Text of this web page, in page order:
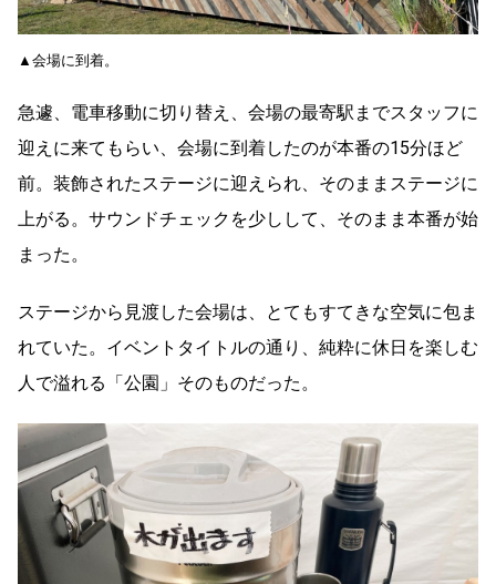
▲会場に到着。
急遽、電車移動に切り替え、会場の最寄駅までスタッフに
迎えに来てもらい、会場に到着したのが本番の15分ほど
前。装飾されたステージに迎えられ、そのままステージに
上がる。サウンドチェックを少しして、そのまま本番が始
まった。
ステージから見渡した会場は、とてもすてきな空気に包ま
れていた。イベントタイトルの通り、純粋に休日を楽しむ
人で溢れる「公園」そのものだった。